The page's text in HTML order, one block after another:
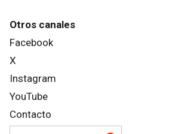
Otros canales
Facebook
X
Instagram
YouTube
Contacto